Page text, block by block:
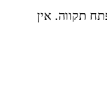
תקווה. אין